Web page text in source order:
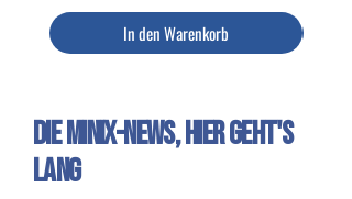
In den Warenkorb
Die Minix-News, HIER GEHT'S
LANG